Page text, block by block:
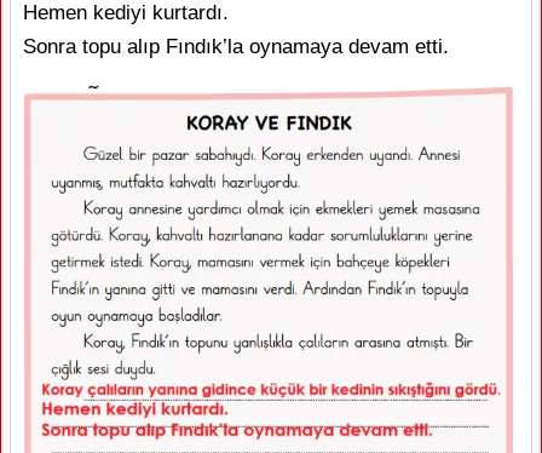
Hemen kediyi kurtardı.
Sonra topu alıp Fındık’la oynamaya devam etti.